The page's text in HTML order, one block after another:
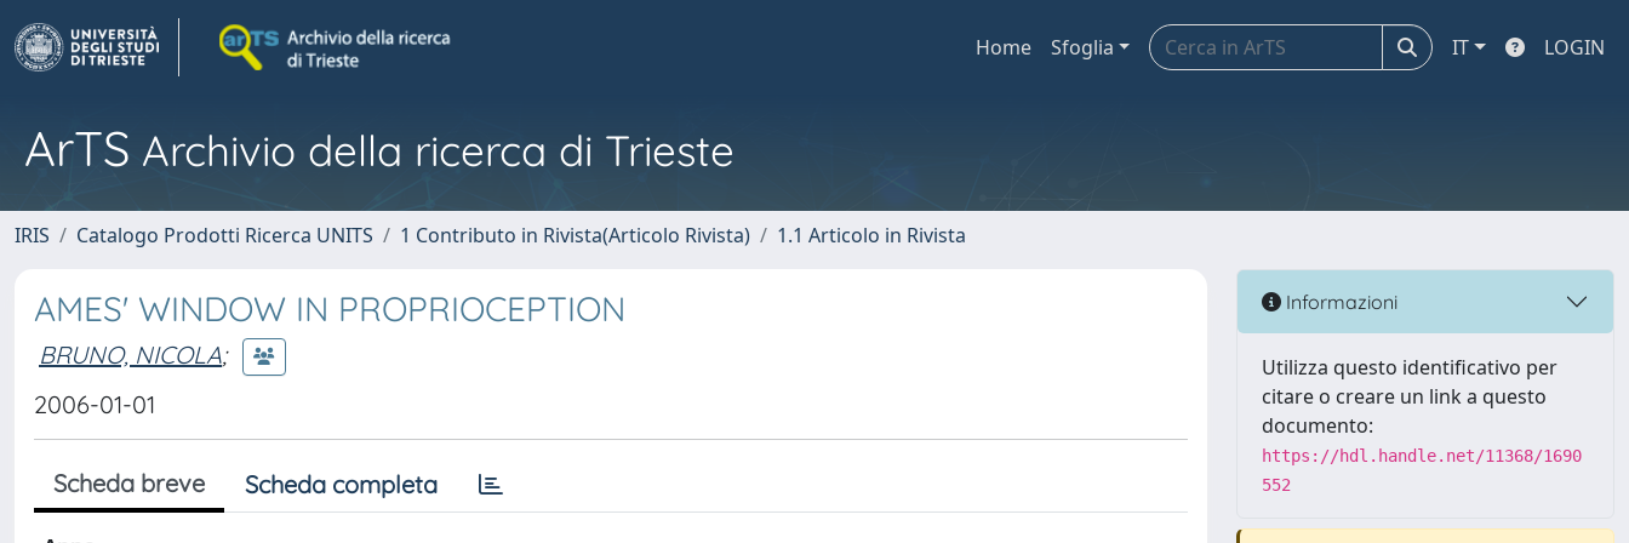
Home Sfoglia IT LOGIN
ArTS Archivio della ricerca di Trieste
IRIS Catalogo Prodotti Ricerca UNITS 1 Contributo in Rivista(Articolo Rivista) 1.1 Articolo in Rivista
AMES' WINDOW IN PROPRIOCEPTION
BRUNO, NICOLA;
2006-01-01
Scheda breve Scheda completa
Informazioni
Utilizza questo identificativo per
citare o creare un link a questo
documento:
https://hdl.handle.net/11368/1690
552